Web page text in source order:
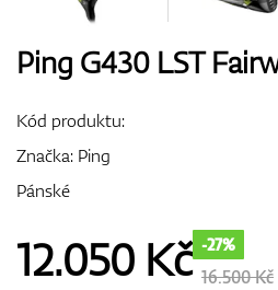
Ping G430 LST
Kód produktu:
Značka: Ping
Pánské
12.050 Kč -27%
16.500 Kč